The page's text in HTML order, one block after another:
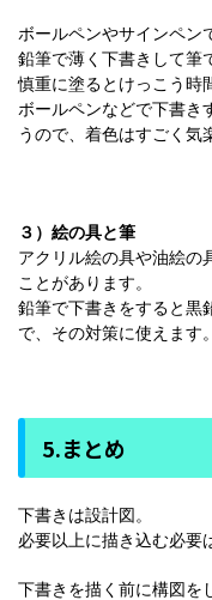
ボールペンやサインペン
鉛筆で薄く下書きして筆
慎重に塗るとけっこう時
ボールペンなどで下書き
うので、着色はすごく気
３）絵の具と筆
アクリル絵の具や油絵の
ことがあります。
鉛筆で下書きをすると黒
で、その対策に使えます。
5.まとめ
下書きは設計図。
必要以上に描き込む必要
下書きを描く前に構図を